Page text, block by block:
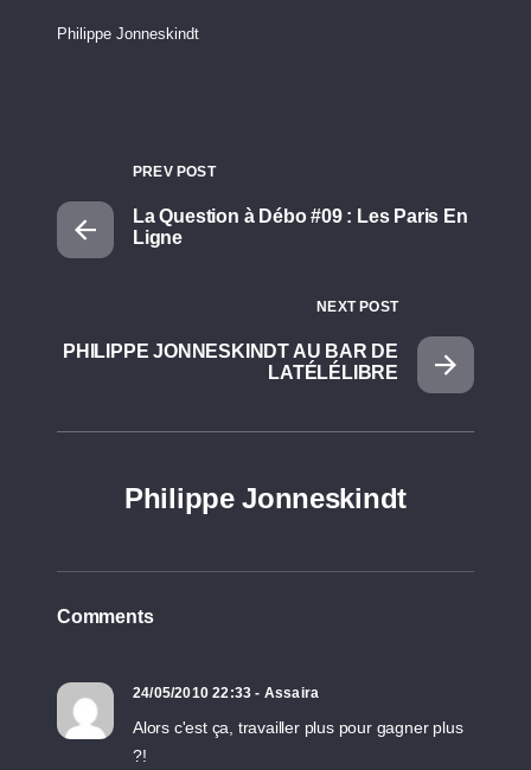
Philippe Jonneskindt
PREV POST
La Question à Débo #09 : Les Paris En
Ligne
NEXT POST
PHILIPPE JONNESKINDT AU BAR DE
LATÉLÉLIBRE
Philippe Jonneskindt
Comments
24/05/2010 22:33 - Assaira
Alors c'est ça, travailler plus pour gagner plus
?!